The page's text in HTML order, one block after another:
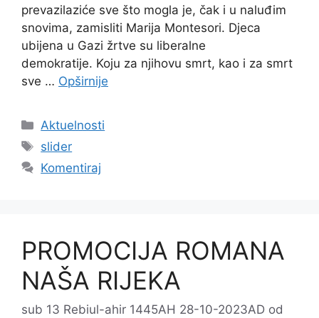
prevazilaziće sve što mogla je, čak i u naluđim
snovima, zamisliti Marija Montesori. Djeca
ubijena u Gazi žrtve su liberalne
demokratije. Koju za njihovu smrt, kao i za smrt
sve … Opširnije
Kategorije
Aktuelnosti
Oznake
slider
Komentiraj
PROMOCIJA ROMANA
NAŠA RIJEKA
sub 13 Rebiul-ahir 1445AH 28-10-2023AD od